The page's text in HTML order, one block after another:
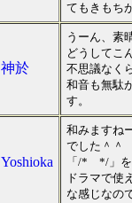
てもきもち
神於
うーん、素
どうしてこ
不思議なく
和音も無駄
す。
Yoshioka
和みますね
でした＾＾
「/* */」を
ドラマで使
な感じなの